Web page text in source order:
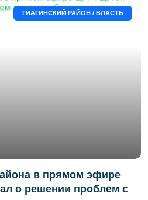
ГИАГИНСКИЙ РАЙОН / ВЛАСТЬ
в прямом эфире
о решении проблем с